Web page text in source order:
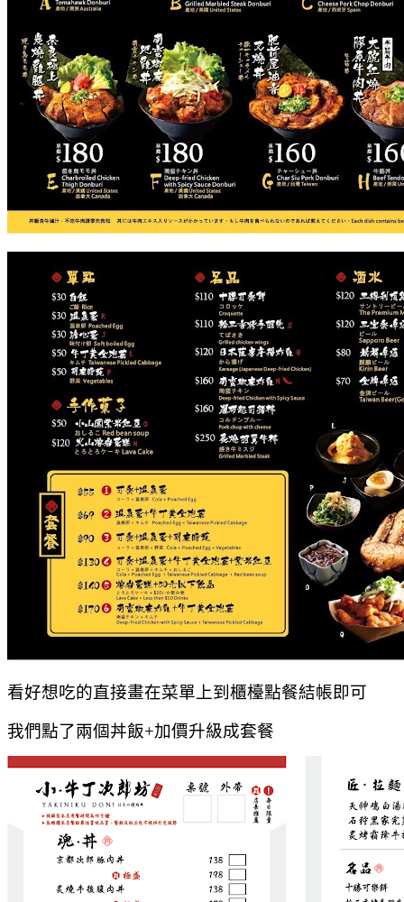
看好想吃的直接畫在菜單上到櫃檯點餐結帳即可
我們點了兩個丼飯+加價升級成套餐